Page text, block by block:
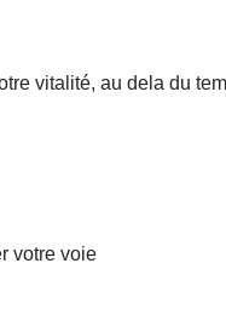
vitalité, au dela du
votre voie